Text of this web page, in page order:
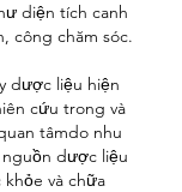
diện tích canh
công chăm sóc.
dược liệu hiện
cứu trong và
tâmdo nhu
dược liệu
khỏe và chữa